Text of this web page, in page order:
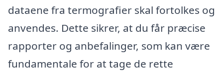
dataene fra termografier skal fortolkes og
anvendes. Dette sikrer, at du får præcise
rapporter og anbefalinger, som kan være
fundamentale for at tage de rette